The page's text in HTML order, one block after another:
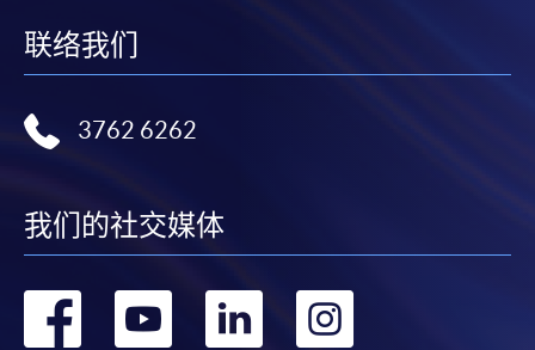
联络我们
3762 6262
我们的社交媒体
转 转 转 转